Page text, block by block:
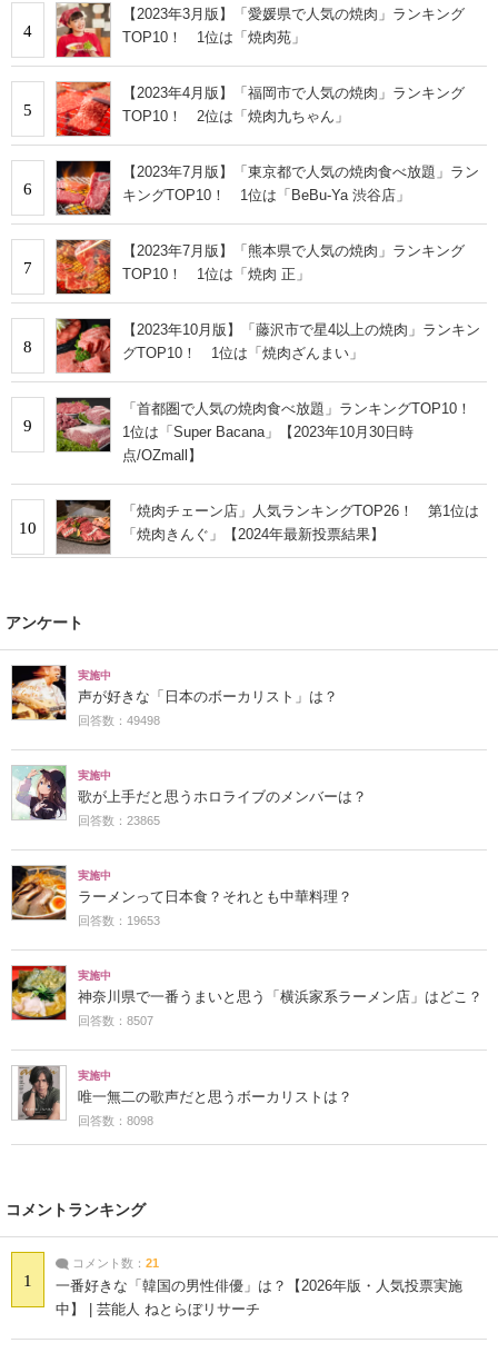
4
【2023年3月版】「愛媛県で人気の焼肉」ランキング
TOP10！ 1位は「焼肉苑」
5
【2023年4月版】「福岡市で人気の焼肉」ランキング
TOP10！ 2位は「焼肉九ちゃん」
6
【2023年7月版】「東京都で人気の焼肉食べ放題」ラン
キングTOP10！ 1位は「BeBu-Ya 渋谷店」
7
【2023年7月版】「熊本県で人気の焼肉」ランキング
TOP10！ 1位は「焼肉 正」
8
【2023年10月版】「藤沢市で星4以上の焼肉」ランキン
グTOP10！ 1位は「焼肉ざんまい」
9
「首都圏で人気の焼肉食べ放題」ランキングTOP10！
1位は「Super Bacana」【2023年10月30日時
点/OZmall】
10
「焼肉チェーン店」人気ランキングTOP26！ 第1位は
「焼肉きんぐ」【2024年最新投票結果】
アンケート
実施中
声が好きな「日本のボーカリスト」は？
回答数：49498
実施中
歌が上手だと思うホロライブのメンバーは？
回答数：23865
実施中
ラーメンって日本食？それとも中華料理？
回答数：19653
実施中
神奈川県で一番うまいと思う「横浜家系ラーメン店」はどこ？
回答数：8507
実施中
唯一無二の歌声だと思うボーカリストは？
回答数：8098
コメントランキング
1
コメント数： 21
一番好きな「韓国の男性俳優」は？【2026年版・人気投票実施
中】 | 芸能人 ねとらぼリサーチ